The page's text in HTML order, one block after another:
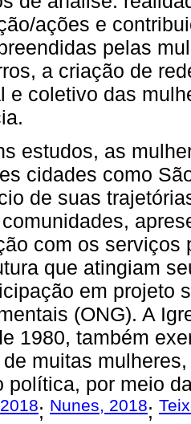
ações e
pelas
a criação de
e coletivo das
estudos, as
cidades como
de suas
com os serviços
que atingiam
em projeto
(ONG). A
1980, também
muitas
política, por meio
; Nunes, 2018;